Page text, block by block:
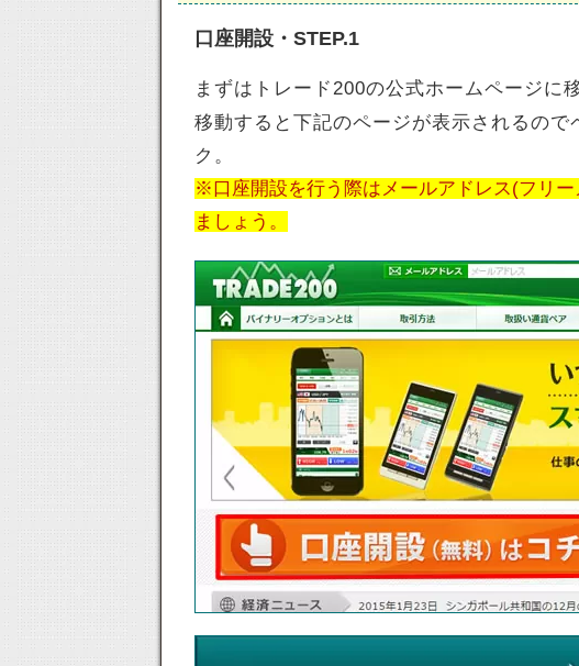
口座開設・STEP.1
まずはトレード200の公式ホームページに移
移動すると下記のページが表示されるので
ク。
※口座開設を行う際はメールアドレス(フリ
ましょう。